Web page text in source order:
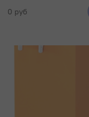
0 руб